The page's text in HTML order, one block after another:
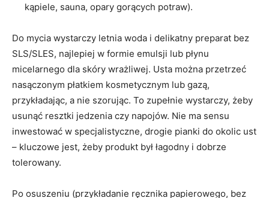
kąpiele, sauna, opary gorących potraw).
Do mycia wystarczy letnia woda i delikatny preparat bez
SLS/SLES, najlepiej w formie emulsji lub płynu
micelarnego dla skóry wrażliwej. Usta można przetrzeć
nasączonym płatkiem kosmetycznym lub gazą,
przykładając, a nie szorując. To zupełnie wystarczy, żeby
usunąć resztki jedzenia czy napojów. Nie ma sensu
inwestować w specjalistyczne, drogie pianki do okolic ust
– kluczowe jest, żeby produkt był łagodny i dobrze
tolerowany.
Po osuszeniu (przykładanie ręcznika papierowego, bez